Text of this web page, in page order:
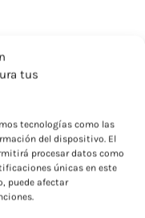
tus
tecnologías como las
del dispositivo. El
procesar datos como
únicas en este
puede afectar
bufandas
de reflejar la
calidez y
y mezclas de
a cualquier
deportivos o
campañas
regalos